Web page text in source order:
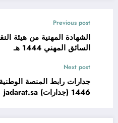
Previous post
الشهادة المهنية من هيئة
السائق المهني 1444 هـ
Next post
جدارات رابط المنصة
1446 (جدارات) jadarat.sa